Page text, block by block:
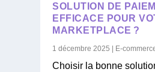
SOLUTION DE
EFFICACE POUR
MARKETPLACE ?
1 décembre 2025 E-
Choisir la bonne